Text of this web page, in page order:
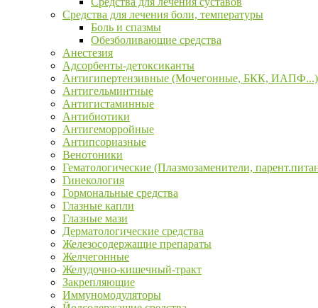
Средства для лечения боли, температуры
Боль и спазмы
Обезболивающие средства
Анестезия
Адсорбенты-детоксиканты
Антигипертензивные (Мочегонные, БКК, ИАПФ...)
Антигельминтные
Антигистаминные
Антибиотики
Антигеморройные
Антипсориазные
Венотоники
Гематологические (Плазмозаменители,
Гинекология
Гормональные средства
Глазные капли
Глазные мази
Дерматологические средства
Железосодержащие препараты
Желчегонные
Желудочно-кишечный-тракт
Закрепляющие
Иммуномодуляторы